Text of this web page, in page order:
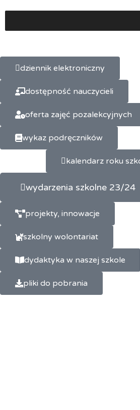
dziennik elektroniczny
dostępność nauczycieli
oferta zajęć pozalekcyjnych
wykaz podręczników
kalendarz roku
wydarzenia szkolne 23/24
projekty, innowacje
szkolny wolontariat
dydaktyka w naszej szkole
pliki do pobrania